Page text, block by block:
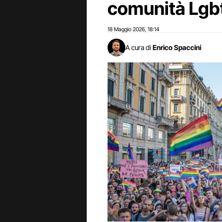
comunità
18 Maggio 2026 18:14
A cura di Enrico Spaccini